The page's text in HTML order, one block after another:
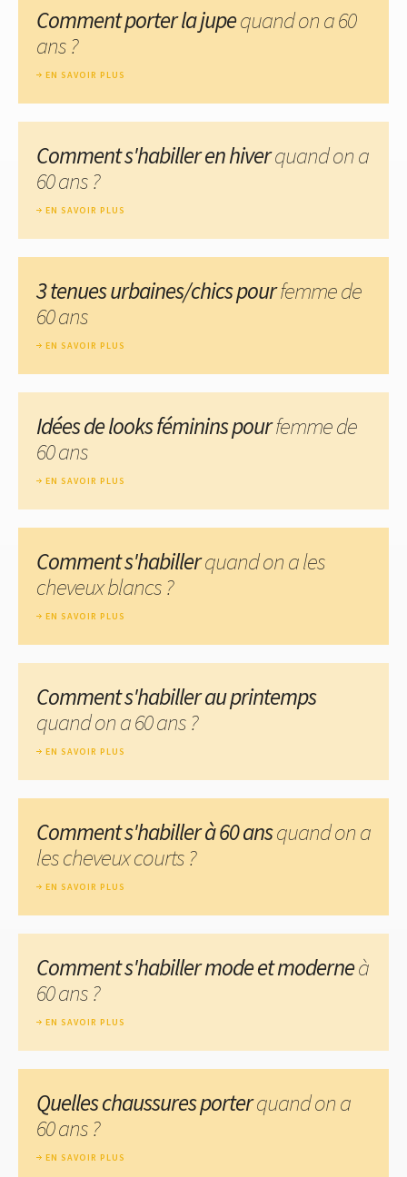
Comment porter la jupequand on a 60
ans ?
EN SAVOIR PLUS
Comment s'habiller en hiverquand on a
60 ans ?
EN SAVOIR PLUS
3 tenues urbaines/chics pourfemme de
60 ans
EN SAVOIR PLUS
Idées de looks féminins pourfemme de
60 ans
EN SAVOIR PLUS
Comment s'habillerquand on a les
cheveux blancs ?
EN SAVOIR PLUS
Comment s'habiller au printemps
quand on a 60 ans ?
EN SAVOIR PLUS
Comment s'habiller à 60 ansquand on a
les cheveux courts ?
EN SAVOIR PLUS
Comment s'habiller mode et moderneà
60 ans ?
EN SAVOIR PLUS
Quelles chaussures porterquand on a
60 ans ?
EN SAVOIR PLUS